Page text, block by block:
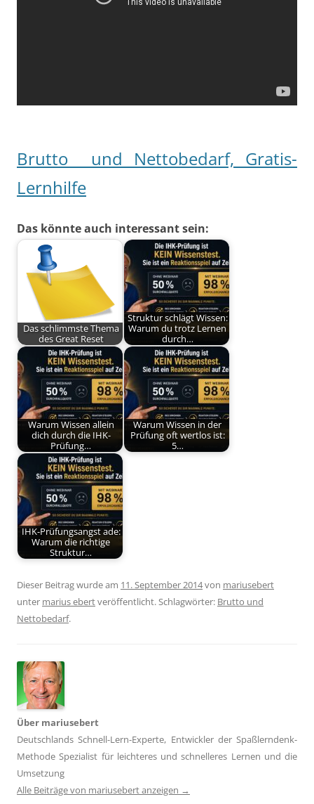
Brutto und Nettobedarf, Gratis-
Lernhilfe
Das könnte auch interessant sein:
Das schlimmste Thema
des Great Reset
Struktur schlägt Wissen:
Warum du trotz Lernen
durch…
Warum Wissen allein
dich durch die IHK-
Prüfung…
Warum Wissen in der
Prüfung oft wertlos ist:
5…
IHK-Prüfungsangst ade:
Warum die richtige
Struktur…
Dieser Beitrag wurde am 11. September 2014von mariusebert
unter marius ebertveröffentlicht. Schlagwörter: Brutto und
Nettobedarf.
Über mariusebert
Deutschlands Schnell-Lern-Experte, Entwickler der Spaßlerndenk-
Methode Spezialist für leichteres und schnelleres Lernen und die
Umsetzung
Alle Beiträge von mariusebert anzeigen →